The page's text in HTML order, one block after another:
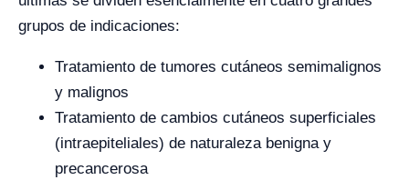
grupos de indicaciones:
Tratamiento de tumores cutáneos semimalignos
y malignos
Tratamiento de cambios cutáneos superficiales
(intraepiteliales) de naturaleza benigna y
precancerosa